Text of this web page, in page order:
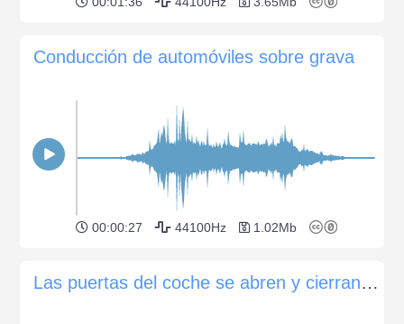
Conducción de automóviles sobre grava
00:00:27 44100Hz 1.02Mb
Las puertas del coche se abren y cierran (muy lejos)